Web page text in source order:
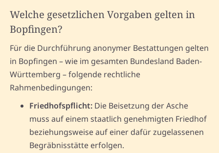
Welche gesetzlichen Vorgaben gelten in
Bopfingen?
Für die Durchführung anonymer Bestattungen gelten
in Bopfingen – wie im gesamten Bundesland Baden-
Württemberg – folgende rechtliche
Rahmenbedingungen:
Friedhofspflicht: Die Beisetzung der Asche
muss auf einem staatlich genehmigten Friedhof
beziehungsweise auf einer dafür zugelassenen
Begräbnisstätte erfolgen.